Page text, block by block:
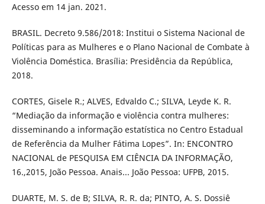
Acesso em 14 jan. 2021.
BRASIL. Decreto 9.586/2018: Institui o Sistema Nacional de
Políticas para as Mulheres e o Plano Nacional de Combate à
Violência Doméstica. Brasília: Presidência da República,
2018.
CORTES, Gisele R.; ALVES, Edvaldo C.; SILVA, Leyde K. R.
“Mediação da informação e violência contra mulheres:
disseminando a informação estatística no Centro Estadual
de Referência da Mulher Fátima Lopes”. In: ENCONTRO
NACIONAL de PESQUISA EM CIÊNCIA DA INFORMAÇÃO,
16.,2015, João Pessoa. Anais... João Pessoa: UFPB, 2015.
DUARTE, M. S. de B; SILVA, R. R. da; PINTO, A. S. Dossiê